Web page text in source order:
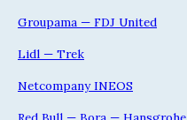
Groupama — FDJ United
Lidl — Trek
Netcompany INEOS